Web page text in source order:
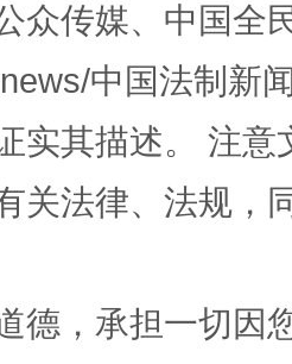
众传媒、中国全
中国法制新
实其描述。 注
关法律、法规，
德，承担一切因